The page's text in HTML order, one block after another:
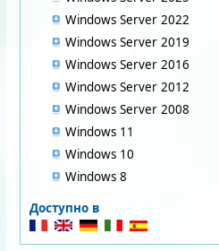
Windows Server 2022
Windows Server 2019
Windows Server 2016
Windows Server 2012
Windows Server 2008
Windows 11
Windows 10
Windows 8
Доступно в